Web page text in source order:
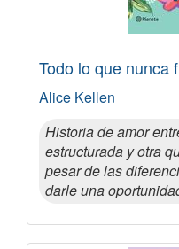
Todo lo que nunca
Alice Kellen
Historia de amor
estructurada y otra
pesar de las
darle una